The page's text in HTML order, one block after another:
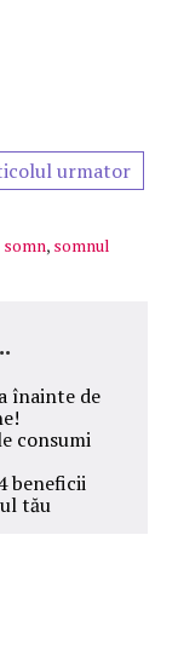
urmator
, somnul
înainte de
consumi
beneficii
tău